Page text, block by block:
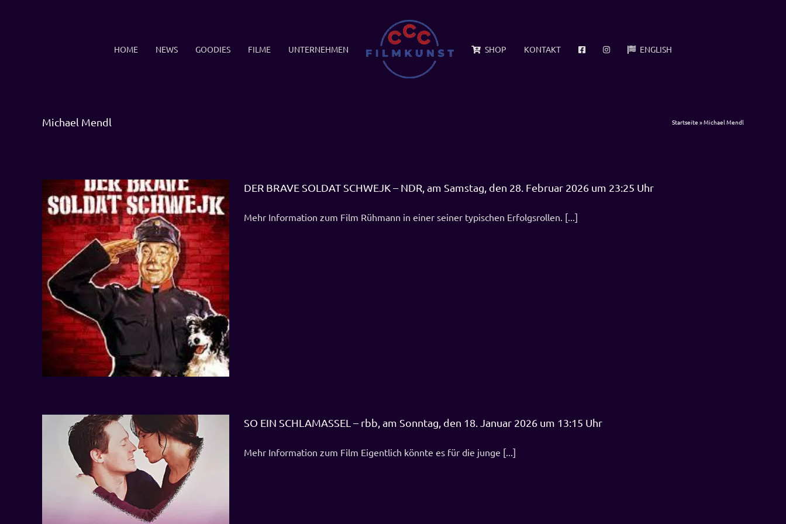
HOME NEWS GOODIES FILME UNTERNEHMEN SHOP KONTAKT ENGLISH
Michael Mendl Startseite »Michael Mendl
DER BRAVE SOLDAT SCHWEJK – NDR, am Samstag, den 28. Februar 2026 um 23:25 Uhr
Mehr Information zum Film Rühmann in einer seiner typischen Erfolgsrollen. [...]
SO EIN SCHLAMASSEL – rbb, am Sonntag, den 18. Januar 2026 um 13:15 Uhr
Mehr Information zum Film Eigentlich könnte es für die junge [...]